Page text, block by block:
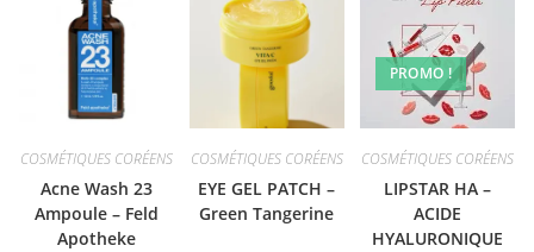
COSMÉTIQUES CORÉENS
Acne Wash 23
Ampoule – Feld
Apotheke
COSMÉTIQUES CORÉENS
EYE GEL PATCH –
Green Tangerine
PROMO !
COSMÉTIQUES CORÉENS
LIPSTAR HA –
ACIDE
HYALURONIQUE